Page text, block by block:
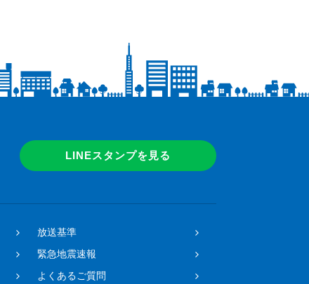
LINEスタンプを見る
放送基準
緊急地震速報
よくあるご質問